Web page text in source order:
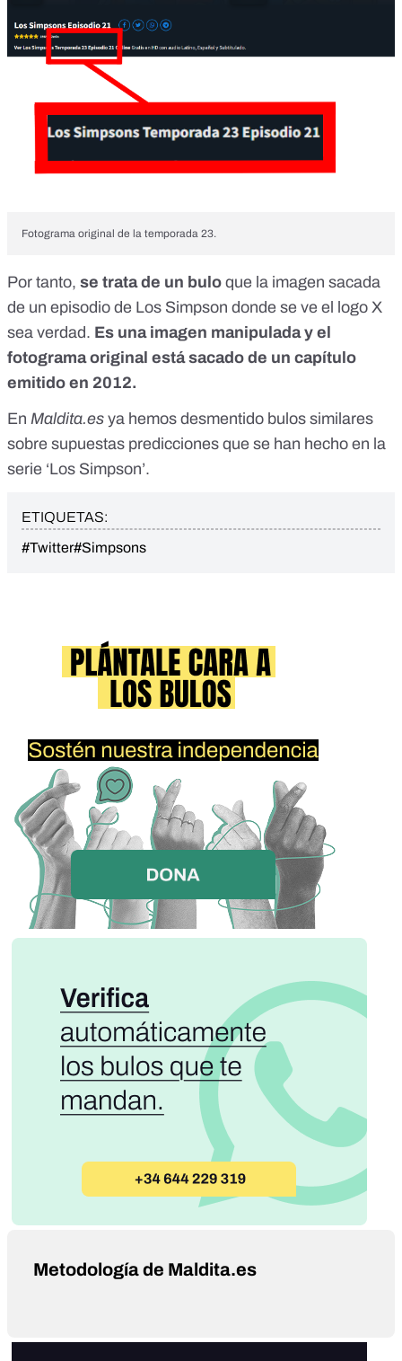
Fotograma original de la temporada 23.
Por tanto, se trata de un bulo que la imagen sacada
de un episodio de Los Simpson donde se ve el logo X
sea verdad. Es una imagen manipulada y el
fotograma original está sacado de un capítulo
emitido en 2012.
En Maldita.es ya hemos desmentido bulos similares
sobre supuestas predicciones que se han hecho en la
serie ‘Los Simpson’.
ETIQUETAS:
#Twitter#Simpsons
Metodología de Maldita.es